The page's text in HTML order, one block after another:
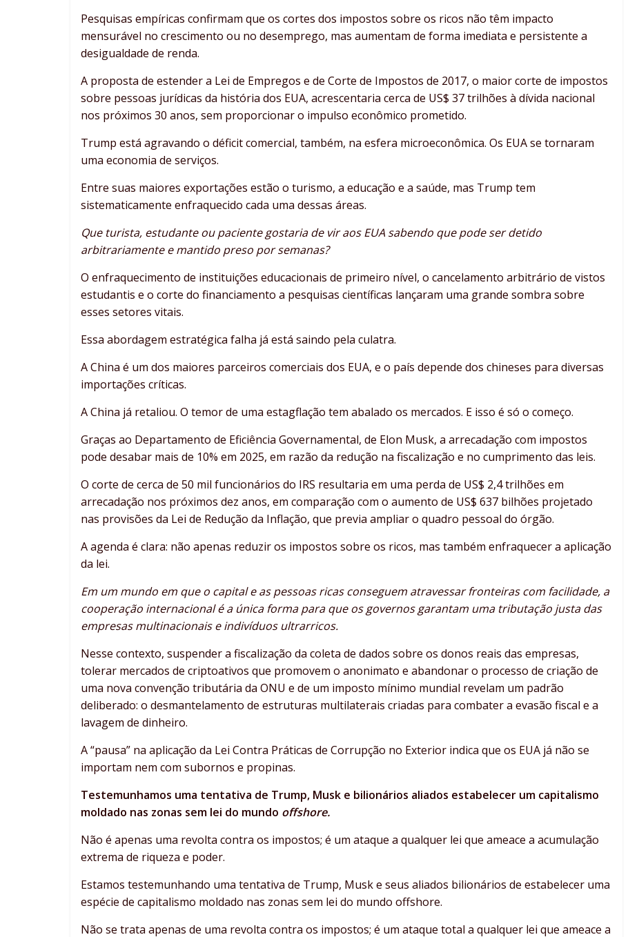
Pesquisas empíricas confirmam que os cortes dos impostos sobre os ricos não têm impacto
mensurável no crescimento ou no desemprego, mas aumentam de forma imediata e persistente a
desigualdade de renda.
A proposta de estender a Lei de Empregos e de Corte de Impostos de 2017, o maior corte de impostos
sobre pessoas jurídicas da história dos EUA, acrescentaria cerca de US$ 37 trilhões à dívida nacional
nos próximos 30 anos, sem proporcionar o impulso econômico prometido.
Trump está agravando o déficit comercial, também, na esfera microeconômica. Os EUA se tornaram
uma economia de serviços.
Entre suas maiores exportações estão o turismo, a educação e a saúde, mas Trump tem
sistematicamente enfraquecido cada uma dessas áreas.
Que turista, estudante ou paciente gostaria de vir aos EUA sabendo que pode ser detido
arbitrariamente e mantido preso por semanas?
O enfraquecimento de instituições educacionais de primeiro nível, o cancelamento arbitrário de vistos
estudantis e o corte do financiamento a pesquisas científicas lançaram uma grande sombra sobre
esses setores vitais.
Essa abordagem estratégica falha já está saindo pela culatra.
A China é um dos maiores parceiros comerciais dos EUA, e o país depende dos chineses para diversas
importações críticas.
A China já retaliou. O temor de uma estagflação tem abalado os mercados. E isso é só o começo.
Graças ao Departamento de Eficiência Governamental, de Elon Musk, a arrecadação com impostos
pode desabar mais de 10% em 2025, em razão da redução na fiscalização e no cumprimento das leis.
O corte de cerca de 50 mil funcionários do IRS resultaria em uma perda de US$ 2,4 trilhões em
arrecadação nos próximos dez anos, em comparação com o aumento de US$ 637 bilhões projetado
nas provisões da Lei de Redução da Inflação, que previa ampliar o quadro pessoal do órgão.
A agenda é clara: não apenas reduzir os impostos sobre os ricos, mas também enfraquecer a aplicação
da lei.
Em um mundo em que o capital e as pessoas ricas conseguem atravessar fronteiras com facilidade, a
cooperação internacional é a única forma para que os governos garantam uma tributação justa das
empresas multinacionais e indivíduos ultrarricos.
Nesse contexto, suspender a fiscalização da coleta de dados sobre os donos reais das empresas,
tolerar mercados de criptoativos que promovem o anonimato e abandonar o processo de criação de
uma nova convenção tributária da ONU e de um imposto mínimo mundial revelam um padrão
deliberado: o desmantelamento de estruturas multilaterais criadas para combater a evasão fiscal e a
lavagem de dinheiro.
A “pausa” na aplicação da Lei Contra Práticas de Corrupção no Exterior indica que os EUA já não se
importam nem com subornos e propinas.
Testemunhamos uma tentativa de Trump, Musk e bilionários aliados estabelecer um capitalismo
moldado nas zonas sem lei do mundo offshore.
Não é apenas uma revolta contra os impostos; é um ataque a qualquer lei que ameace a acumulação
extrema de riqueza e poder.
Estamos testemunhando uma tentativa de Trump, Musk e seus aliados bilionários de estabelecer uma
espécie de capitalismo moldado nas zonas sem lei do mundo offshore.
Não se trata apenas de uma revolta contra os impostos; é um ataque total a qualquer lei que ameace a